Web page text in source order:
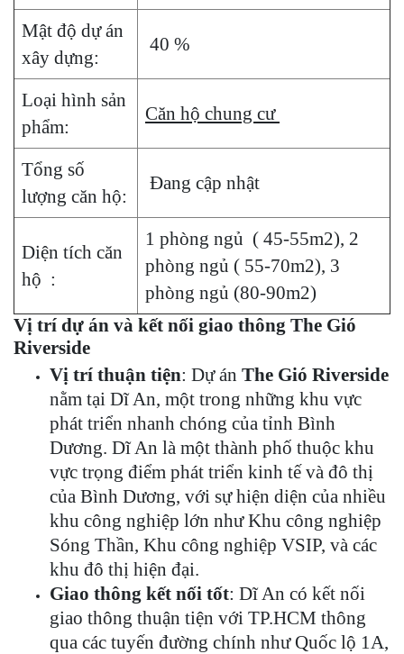
Mật độ dự án
xây dựng:
40 %
Loại hình sản
phẩm:
Căn hộ chung cư
Tổng số
lượng căn hộ:
Đang cập nhật
Diện tích căn
hộ :
1 phòng ngủ ( 45-55m2), 2
phòng ngủ ( 55-70m2), 3
phòng ngủ (80-90m2)
Vị trí dự án và kết nối giao thông The Gió
Riverside
Vị trí thuận tiện: Dự án The Gió Riverside
nằm tại Dĩ An, một trong những khu vực
phát triển nhanh chóng của tỉnh Bình
Dương. Dĩ An là một thành phố thuộc khu
vực trọng điểm phát triển kinh tế và đô thị
của Bình Dương, với sự hiện diện của nhiều
khu công nghiệp lớn như Khu công nghiệp
Sóng Thần, Khu công nghiệp VSIP, và các
khu đô thị hiện đại.
Giao thông kết nối tốt: Dĩ An có kết nối
giao thông thuận tiện với TP.HCM thông
qua các tuyến đường chính như Quốc lộ 1A,